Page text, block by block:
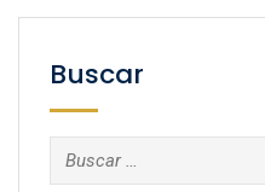
Buscar
Buscar: